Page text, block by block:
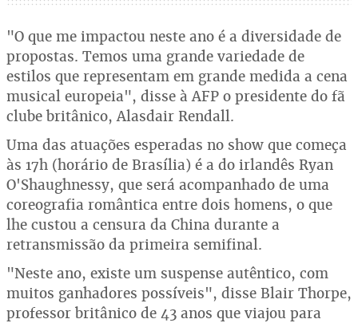
"O que me impactou neste ano é a diversidade de
propostas. Temos uma grande variedade de
estilos que representam em grande medida a cena
musical europeia", disse à AFP o presidente do fã
clube britânico, Alasdair Rendall.
Uma das atuações esperadas no show que começa
às 17h (horário de Brasília) é a do irlandês Ryan
O'Shaughnessy, que será acompanhado de uma
coreografia romântica entre dois homens, o que
lhe custou a censura da China durante a
retransmissão da primeira semifinal.
"Neste ano, existe um suspense autêntico, com
muitos ganhadores possíveis", disse Blair Thorpe,
professor britânico de 43 anos que viajou para